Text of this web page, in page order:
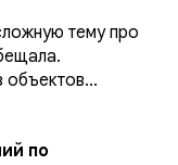
тему про
объектов...
по